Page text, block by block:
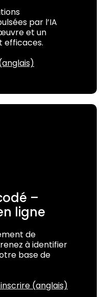
par l’IA
et un
efficaces.
–
ligne
de
à identifier
base de
(anglais)